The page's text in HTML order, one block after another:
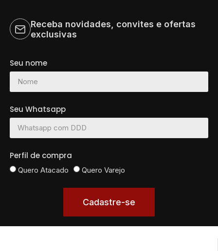
Receba novidades, convites e ofertas
exclusivas
Seu nome
Seu Whatsapp
Perfil de compra
Quero Atacado Quero Varejo
Cadastre-se